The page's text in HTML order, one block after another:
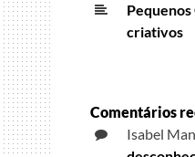
criativos
Comentários
Isabel